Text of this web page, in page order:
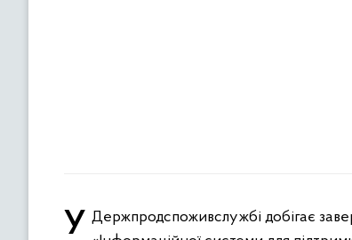
У Держпродспоживслужбі добігає завершення цикл навчань, спрямованих на впровадження оновленої версії